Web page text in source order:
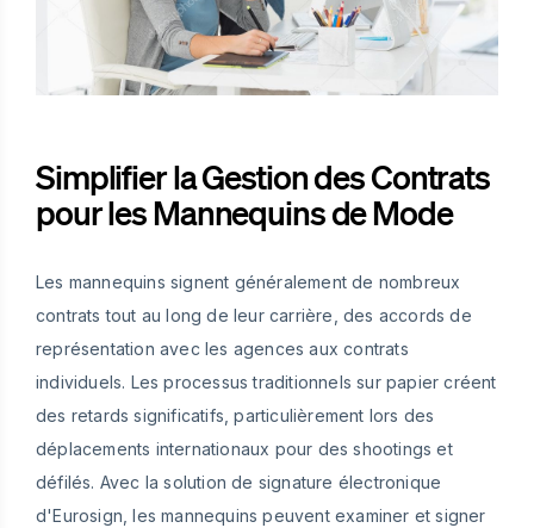
Simplifier la Gestion des Contrats
pour les Mannequins de Mode
Les mannequins signent généralement de nombreux
contrats tout au long de leur carrière, des accords de
représentation avec les agences aux contrats
individuels. Les processus traditionnels sur papier créent
des retards significatifs, particulièrement lors des
déplacements internationaux pour des shootings et
défilés. Avec la solution de signature électronique
d'Eurosign, les mannequins peuvent examiner et signer